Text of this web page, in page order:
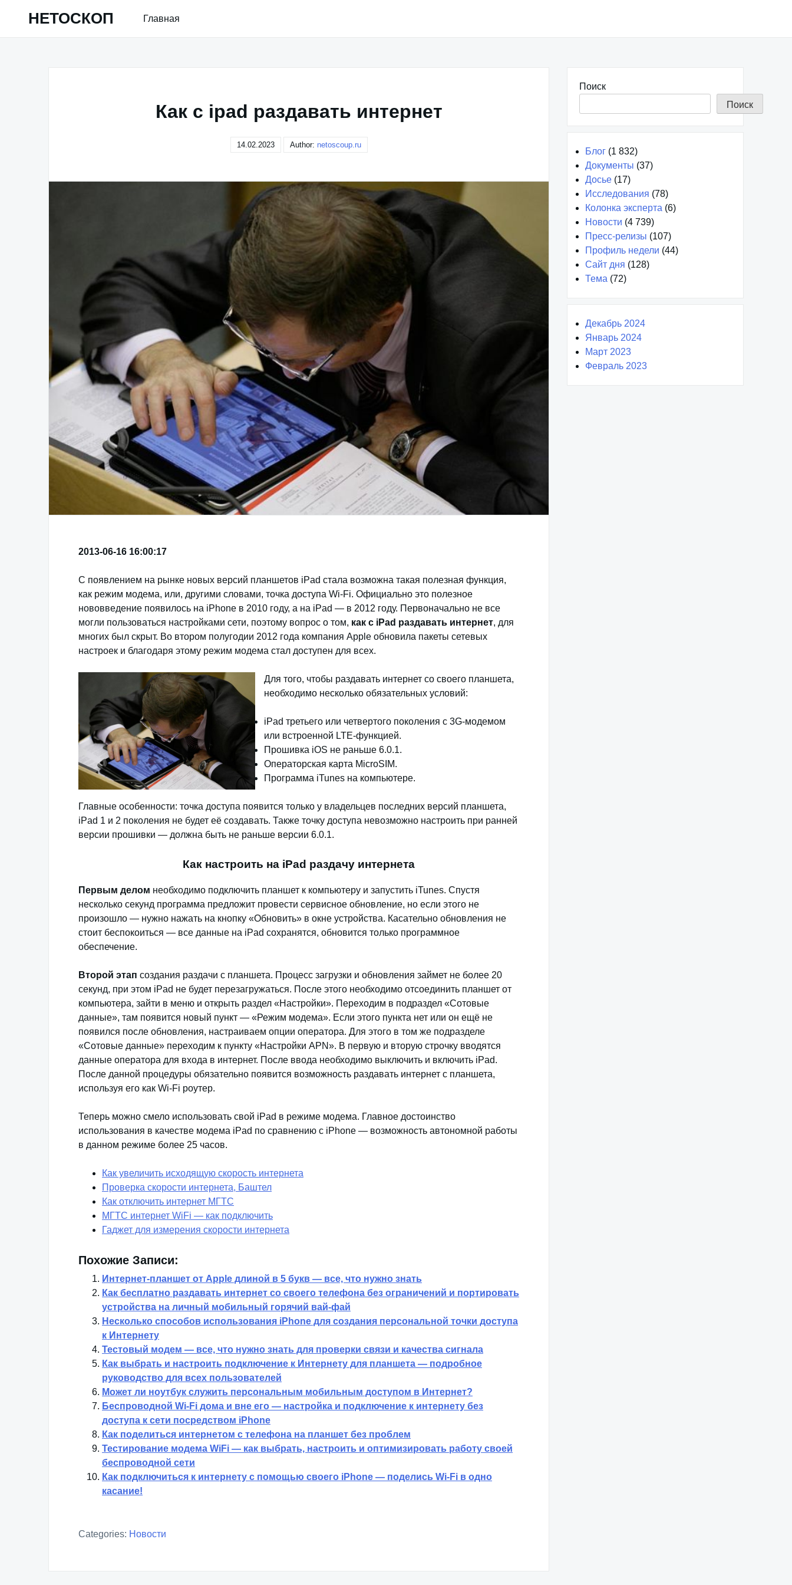
НЕТОСКОП Главная
Как с ipad раздавать интернет
14.02.2023 Author: netoscoup.ru
2013-06-16 16:00:17
С появлением на рынке новых версий планшетов iPad стала возможна такая полезная функция,
как режим модема, или, другими словами, точка доступа Wi-Fi. Официально это полезное
нововведение появилось на iPhone в 2010 году, а на iPad — в 2012 году. Первоначально не все
могли пользоваться настройками сети, поэтому вопрос о том, как с iPad раздавать интернет, для
многих был скрыт. Во втором полугодии 2012 года компания Apple обновила пакеты сетевых
настроек и благодаря этому режим модема стал доступен для всех.
Для того, чтобы раздавать интернет со своего планшета,
необходимо несколько обязательных условий:
iPad третьего или четвертого поколения с 3G-модемом
или встроенной LTE-функцией.
Прошивка iOS не раньше 6.0.1.
Операторская карта MicroSIM.
Программа iTunes на компьютере.
Главные особенности: точка доступа появится только у владельцев последних версий планшета,
iPad 1 и 2 поколения не будет её создавать. Также точку доступа невозможно настроить при ранней
версии прошивки — должна быть не раньше версии 6.0.1.
Как настроить на iPad раздачу интернета
Первым делом необходимо подключить планшет к компьютеру и запустить iTunes. Спустя
несколько секунд программа предложит провести сервисное обновление, но если этого не
произошло — нужно нажать на кнопку «Обновить» в окне устройства. Касательно обновления не
стоит беспокоиться — все данные на iPad сохранятся, обновится только программное
обеспечение.
Второй этап создания раздачи с планшета. Процесс загрузки и обновления займет не более 20
секунд, при этом iPad не будет перезагружаться. После этого необходимо отсоединить планшет от
компьютера, зайти в меню и открыть раздел «Настройки». Переходим в подраздел «Сотовые
данные», там появится новый пункт — «Режим модема». Если этого пункта нет или он ещё не
появился после обновления, настраиваем опции оператора. Для этого в том же подразделе
«Сотовые данные» переходим к пункту «Настройки APN». В первую и вторую строчку вводятся
данные оператора для входа в интернет. После ввода необходимо выключить и включить iPad.
После данной процедуры обязательно появится возможность раздавать интернет с планшета,
используя его как Wi-Fi роутер.
Теперь можно смело использовать свой iPad в режиме модема. Главное достоинство
использования в качестве модема iPad по сравнению с iPhone — возможность автономной работы
в данном режиме более 25 часов.
Как увеличить исходящую скорость интернета
Проверка скорости интернета, Баштел
Как отключить интернет МГТС
МГТС интернет WiFi — как подключить
Гаджет для измерения скорости интернета
Похожие Записи:
Интернет-планшет от Apple длиной в 5 букв — все, что нужно знать
Как бесплатно раздавать интернет со своего телефона без ограничений и портировать
устройства на личный мобильный горячий вай-фай
Несколько способов использования iPhone для создания персональной точки доступа
к Интернету
Тестовый модем — все, что нужно знать для проверки связи и качества сигнала
Как выбрать и настроить подключение к Интернету для планшета — подробное
руководство для всех пользователей
Может ли ноутбук служить персональным мобильным доступом в Интернет?
Беспроводной Wi-Fi дома и вне его — настройка и подключение к интернету без
доступа к сети посредством iPhone
Как поделиться интернетом с телефона на планшет без проблем
Тестирование модема WiFi — как выбрать, настроить и оптимизировать работу своей
беспроводной сети
Как подключиться к интернету с помощью своего iPhone — поделись Wi-Fi в одно
касание!
Categories: Новости
Поиск
Поиск
Блог (1 832)
Документы (37)
Досье (17)
Исследования (78)
Колонка эксперта (6)
Новости (4 739)
Пресс-релизы (107)
Профиль недели (44)
Сайт дня (128)
Тема (72)
Декабрь 2024
Январь 2024
Март 2023
Февраль 2023